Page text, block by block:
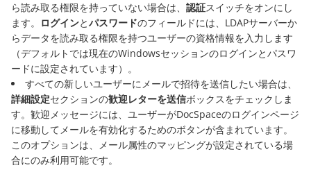
ら読み取る権限を持っていない場合は、 認証スイッチをオンにし
ます。 ログインとパスワードのフィールドには、LDAPサーバーか
らデータを読み取る権限を持つユーザーの資格情報を入力します
（デフォルトでは現在のWindowsセッションのログインとパスワ
ードに設定されています）。
すべての新しいユーザーにメールで招待を送信したい場合は、
詳細設定セクションの歓迎レターを送信ボックスをチェックしま
す。歓迎メッセージには、ユーザーがDocSpaceのログインページ
に移動してメールを有効化するためのボタンが含まれています。
このオプションは、メール属性のマッピングが設定されている場
合にのみ利用可能です。